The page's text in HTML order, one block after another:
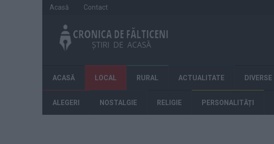
Acasă Contact
ACASĂ LOCAL RURAL ACTUALITATE DIVERSE
ALEGERI NOSTALGIE RELIGIE PERSONALITĂȚI